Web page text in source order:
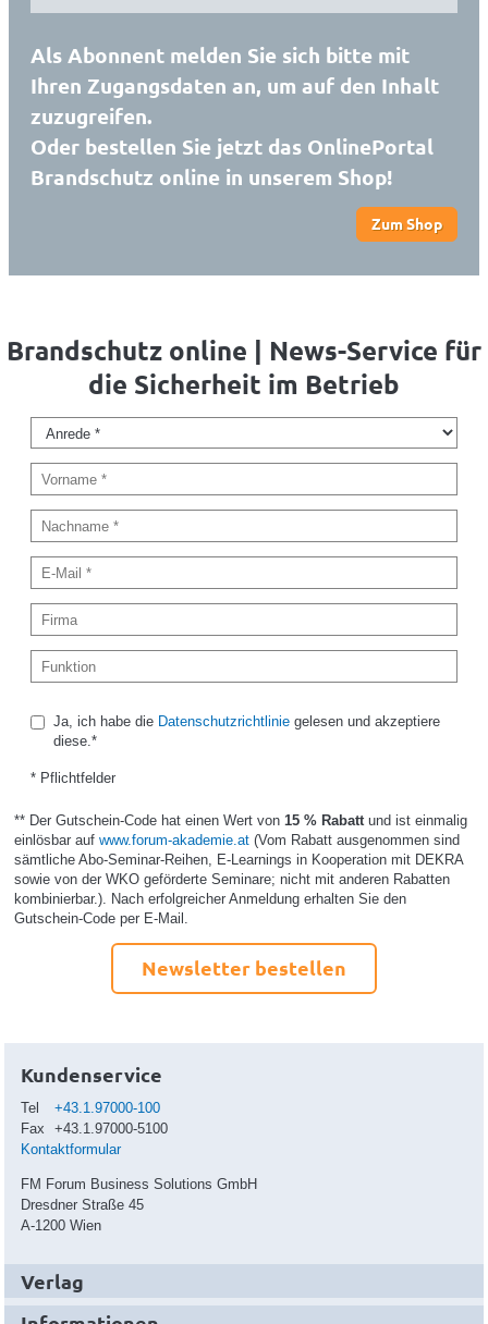
Als Abonnent melden Sie sich bitte mit
Ihren Zugangsdaten an, um auf den Inhalt
zuzugreifen.
Oder bestellen Sie jetzt das OnlinePortal
Brandschutz online in unserem Shop!
Zum Shop
Brandschutz online | News-Service für
die Sicherheit im Betrieb
Ja, ich habe die Datenschutzrichtliniegelesen und akzeptiere
diese.*
* Pflichtfelder
** Der Gutschein-Code hat einen Wert von 15 % Rabatt und ist einmalig
einlösbar auf www.forum-akademie.at(Vom Rabatt ausgenommen sind
sämtliche Abo-Seminar-Reihen, E-Learnings in Kooperation mit DEKRA
sowie von der WKO geförderte Seminare; nicht mit anderen Rabatten
kombinierbar.). Nach erfolgreicher Anmeldung erhalten Sie den
Gutschein-Code per E-Mail.
Newsletter bestellen
Kundenservice
Tel
+43.1.97000-100
Fax
+43.1.97000-5100
Kontaktformular
FM Forum Business Solutions GmbH
Dresdner Straße 45
A-1200 Wien
Verlag